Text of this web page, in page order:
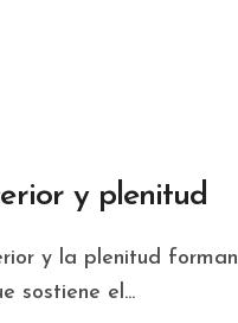
y plenitud
sostiene el...